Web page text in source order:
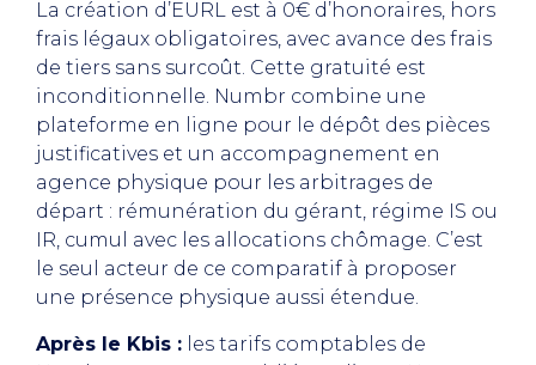
La création d’EURL est à 0€ d’honoraires, hors
frais légaux obligatoires, avec avance des frais
de tiers sans surcoût. Cette gratuité est
inconditionnelle. Numbr combine une
plateforme en ligne pour le dépôt des pièces
justificatives et un accompagnement en
agence physique pour les arbitrages de
départ : rémunération du gérant, régime IS ou
IR, cumul avec les allocations chômage. C’est
le seul acteur de ce comparatif à proposer
une présence physique aussi étendue.
Après le Kbis : les tarifs comptables de